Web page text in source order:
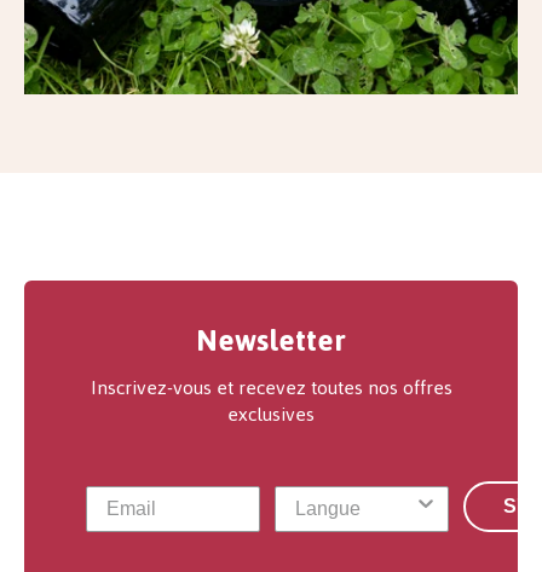
Newsletter
Inscrivez-vous et recevez toutes nos offres
exclusives